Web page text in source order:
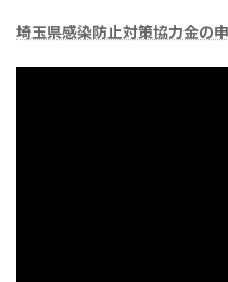
埼玉県感染防止対策協力金の